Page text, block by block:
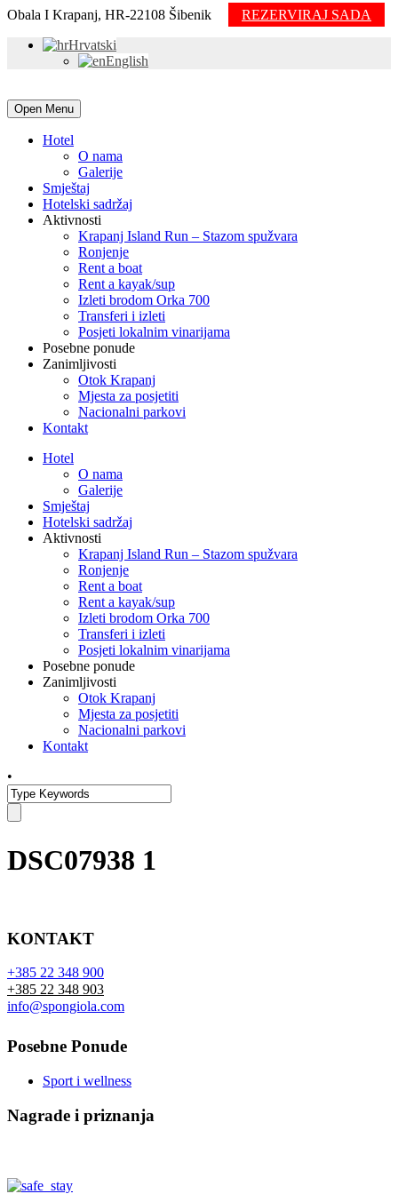
Obala I Krapanj, HR-22108 Šibenik
REZERVIRAJ SADA
Hrvatski
English
Open Menu
Hotel
O nama
Galerije
Smještaj
Hotelski sadržaj
Aktivnosti
Krapanj Island Run – Stazom spužvara
Ronjenje
Rent a boat
Rent a kayak/sup
Izleti brodom Orka 700
Transferi i izleti
Posjeti lokalnim vinarijama
Posebne ponude
Zanimljivosti
Otok Krapanj
Mjesta za posjetiti
Nacionalni parkovi
Kontakt
Hotel
O nama
Galerije
Smještaj
Hotelski sadržaj
Aktivnosti
Krapanj Island Run – Stazom spužvara
Ronjenje
Rent a boat
Rent a kayak/sup
Izleti brodom Orka 700
Transferi i izleti
Posjeti lokalnim vinarijama
Posebne ponude
Zanimljivosti
Otok Krapanj
Mjesta za posjetiti
Nacionalni parkovi
Kontakt
•
DSC07938 1
KONTAKT
+385 22 348 900
+385 22 348 903
info@spongiola.com
Posebne Ponude
Sport i wellness
Nagrade i priznanja